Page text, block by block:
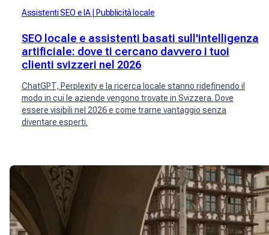
Assistenti SEO e IA Pubblicità locale
SEO locale e assistenti basati sull'intelligenza
artificiale: dove ti cercano davvero i tuoi
clienti svizzeri nel 2026
ChatGPT, Perplexity e la ricerca locale stanno ridefinendo il
modo in cui le aziende vengono trovate in Svizzera. Dove
essere visibili nel 2026 e come trarne vantaggio senza
diventare esperti.